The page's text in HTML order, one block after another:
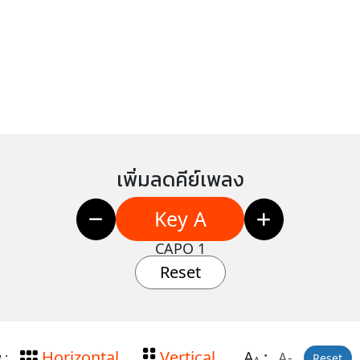
เพิ่มลดคีย์เพลง
Key A
CAPO 1
Reset